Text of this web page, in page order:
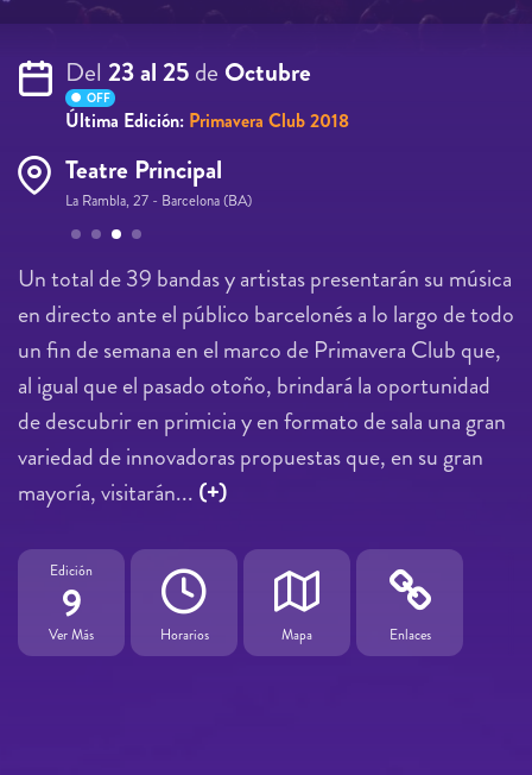
Del 23 al 25de Octubre
OFF
Última Edición: Primavera Club 2018
Teatre Principal
La Rambla, 27 - Barcelona (BA)
Páginas
Un total de 39 bandas y artistas presentarán su música
en directo ante el público barcelonés a lo largo de todo
un fin de semana en el marco de Primavera Club que,
al igual que el pasado otoño, brindará la oportunidad
de descubrir en primicia y en formato de sala una gran
variedad de innovadoras propuestas que, en su gran
mayoría, visitarán... (+)
Edición
9
Ver Más Horarios Mapa Enlaces